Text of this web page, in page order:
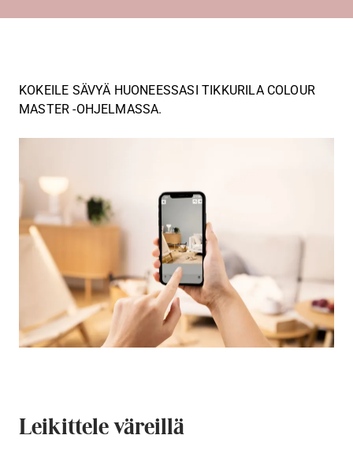
KOKEILE SÄVYÄ HUONEESSASI TIKKURILA COLOUR
MASTER -OHJELMASSA.
Leikittele väreillä